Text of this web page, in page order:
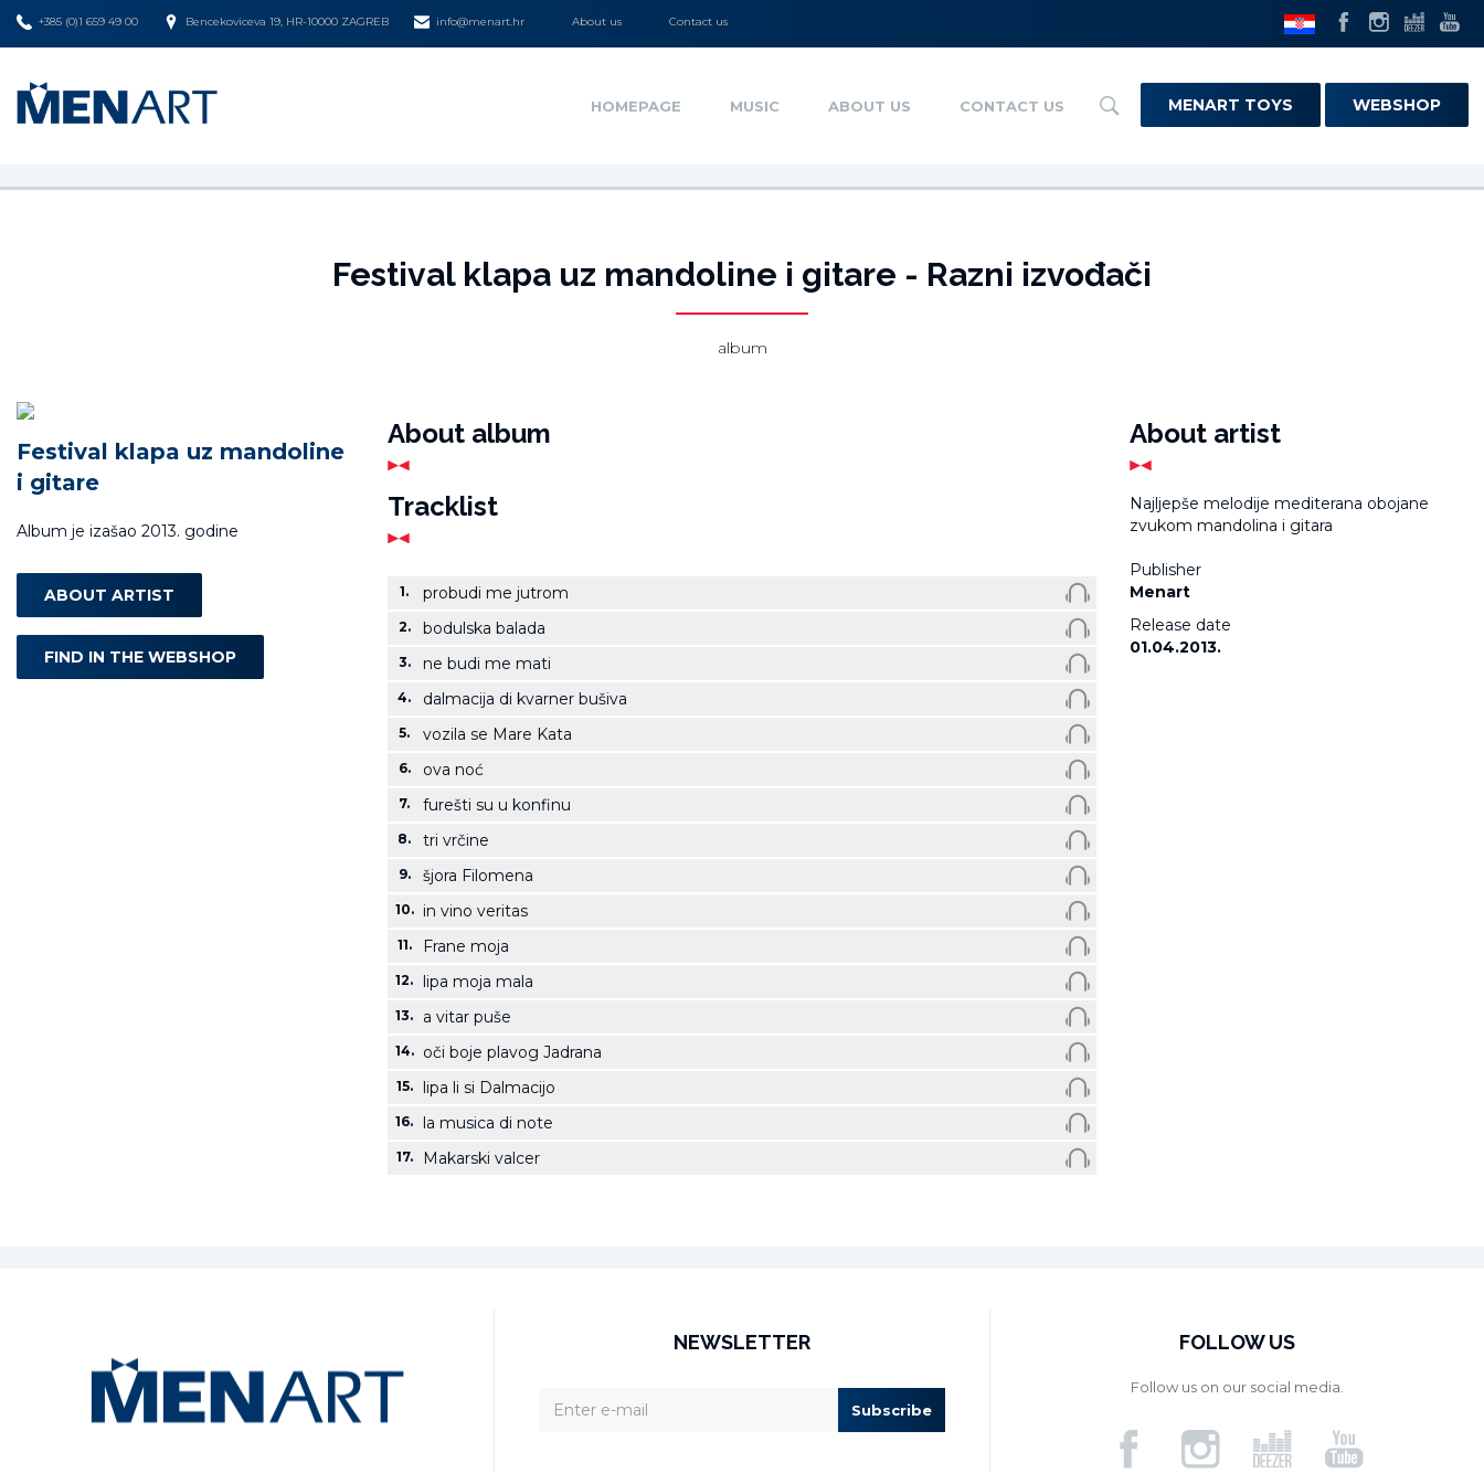
+385 (0)1 659 49 00 Bencekoviceva 19, HR-10000 ZAGREB info@menart.hr About us Contact us
HOMEPAGE MUSIC ABOUT US CONTACT US MENART TOYS WEBSHOP
Festival klapa uz mandoline i gitare - Razni izvođači
album
Festival klapa uz mandoline
i gitare
Album je izašao 2013. godine
ABOUT ARTIST
FIND IN THE WEBSHOP
About album
Tracklist
1. probudi me jutrom
2. bodulska balada
3. ne budi me mati
4. dalmacija di kvarner bušiva
5. vozila se Mare Kata
6. ova noć
7. furešti su u konfinu
8. tri vrčine
9. šjora Filomena
10. in vino veritas
11. Frane moja
12. lipa moja mala
13. a vitar puše
14. oči boje plavog Jadrana
15. lipa li si Dalmacijo
16. la musica di note
17. Makarski valcer
About artist
Najljepše melodije mediterana obojane
zvukom mandolina i gitara
Publisher
Menart
Release date
01.04.2013.
NEWSLETTER
Subscribe
FOLLOW US
Follow us on our social media.